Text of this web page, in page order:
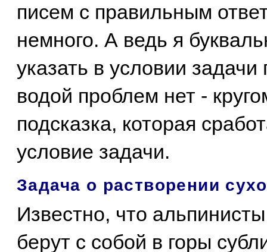
писем с правильным
немного. А ведь я
указать в условии
водой проблем нет -
подсказка, которая
условие задачи.
Задача о растворении
Известно, что
берут с собой в горы